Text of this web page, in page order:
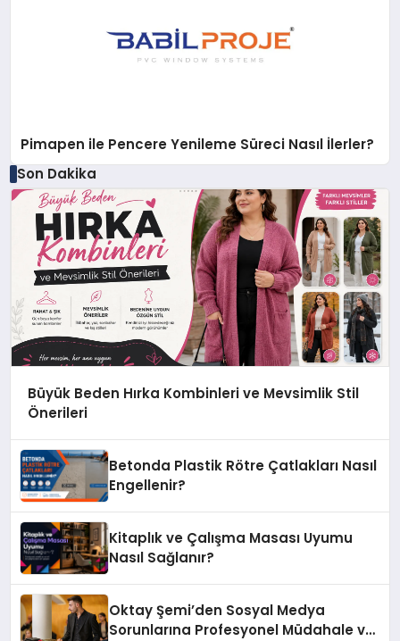
Pimapen ile Pencere Yenileme Süreci Nasıl İlerler?
Son Dakika
Büyük Beden Hırka Kombinleri ve Mevsimlik Stil
Önerileri
Betonda Plastik Rötre Çatlakları Nasıl
Engellenir?
Kitaplık ve Çalışma Masası Uyumu
Nasıl Sağlanır?
Oktay Şemi’den Sosyal Medya
Sorunlarına Profesyonel Müdahale ve